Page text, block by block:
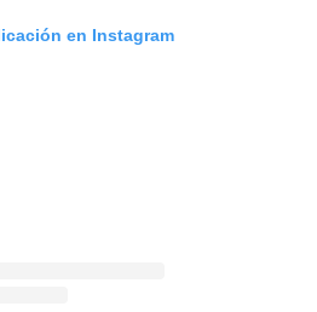
en Instagram